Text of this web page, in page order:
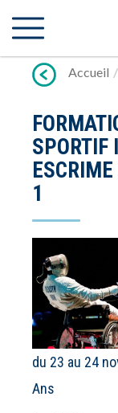
vers
Accueil
SPORTIF
1
du 23 au 24
Ans